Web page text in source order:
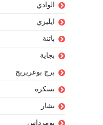
الوادي
ايليزي
باتنة
بجاية
برج بوعريريج
بسكرة
بشار
بومرداس